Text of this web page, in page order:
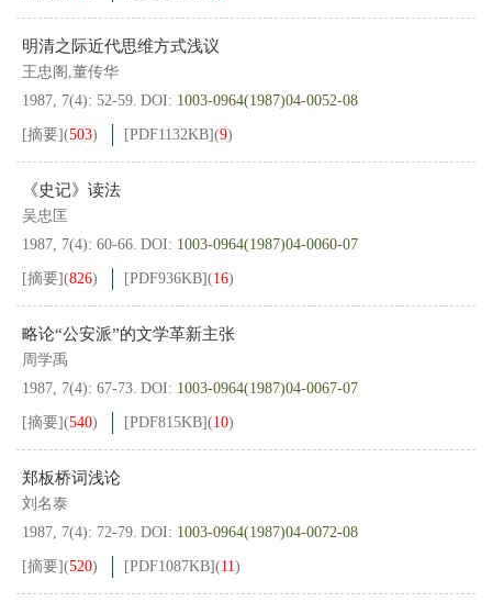
明清之际近代思维方式浅议
王忠阁,董传华
1987, 7(4): 52-59. DOI: 1003-0964(1987)04-0052-08
[摘要](503) [PDF1132KB](9)
《史记》读法
吴忠匡
1987, 7(4): 60-66. DOI: 1003-0964(1987)04-0060-07
[摘要](826) [PDF936KB](16)
略论“公安派”的文学革新主张
周学禹
1987, 7(4): 67-73. DOI: 1003-0964(1987)04-0067-07
[摘要](540) [PDF815KB](10)
郑板桥词浅论
刘名泰
1987, 7(4): 72-79. DOI: 1003-0964(1987)04-0072-08
[摘要](520) [PDF1087KB](11)